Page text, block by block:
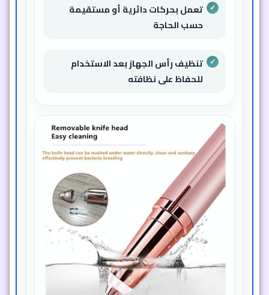
تعمل بحركات دائرية أو مستقيمة
حسب الحاجة
تنظيف رأس الجهاز بعد الاستخدام
للحفاظ على نظافته